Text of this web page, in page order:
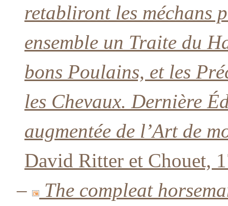
retabliront les méchans
ensemble un Traite du
bons Poulains, et les
les Chevaux. Dernière
augmentée de l’Art de
David Ritter et Chouet,
–
The compleat